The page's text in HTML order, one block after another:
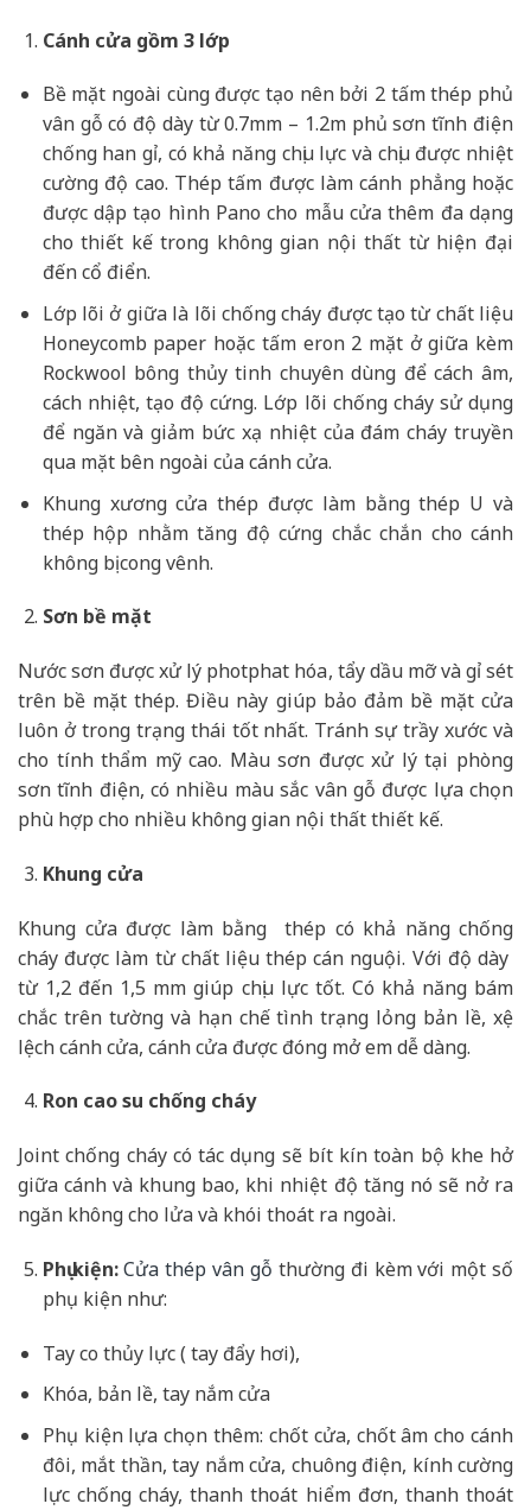
Cánh cửa gồm 3 lớp
Bề mặt ngoài cùng được tạo nên bởi 2 tấm thép phủ
vân gỗ có độ dày từ 0.7mm – 1.2m phủ sơn tĩnh điện
chống han gỉ, có khả năng chịu lực và chịu được nhiệt
cường độ cao. Thép tấm được làm cánh phẳng hoặc
được dập tạo hình Pano cho mẫu cửa thêm đa dạng
cho thiết kế trong không gian nội thất từ hiện đại
đến cổ điển.
Lớp lõi ở giữa là lõi chống cháy được tạo từ chất liệu
Honeycomb paper hoặc tấm eron 2 mặt ở giữa kèm
Rockwool bông thủy tinh chuyên dùng để cách âm,
cách nhiệt, tạo độ cứng. Lớp lõi chống cháy sử dụng
để ngăn và giảm bức xạ nhiệt của đám cháy truyền
qua mặt bên ngoài của cánh cửa.
Khung xương cửa thép được làm bằng thép U và
thép hộp nhằm tăng độ cứng chắc chắn cho cánh
không bị cong vênh.
Sơn bề mặt
Nước sơn được xử lý photphat hóa, tẩy dầu mỡ và gỉ sét
trên bề mặt thép. Điều này giúp bảo đảm bề mặt cửa
luôn ở trong trạng thái tốt nhất. Tránh sự trầy xước và
cho tính thẩm mỹ cao. Màu sơn được xử lý tại phòng
sơn tĩnh điện, có nhiều màu sắc vân gỗ được lựa chọn
phù hợp cho nhiều không gian nội thất thiết kế.
Khung cửa
Khung cửa được làm bằng thép có khả năng chống
cháy được làm từ chất liệu thép cán nguội. Với độ dày
từ 1,2 đến 1,5 mm giúp chịu lực tốt. Có khả năng bám
chắc trên tường và hạn chế tình trạng lỏng bản lề, xệ
lệch cánh cửa, cánh cửa được đóng mở em dễ dàng.
Ron cao su chống cháy
Joint chống cháy có tác dụng sẽ bít kín toàn bộ khe hở
giữa cánh và khung bao, khi nhiệt độ tăng nó sẽ nở ra
ngăn không cho lửa và khói thoát ra ngoài.
Phụ kiện:Cửa thép vân gỗ thường đi kèm với một số
phụ kiện như:
Tay co thủy lực ( tay đẩy hơi),
Khóa, bản lề, tay nắm cửa
Phụ kiện lựa chọn thêm: chốt cửa, chốt âm cho cánh
đôi, mắt thần, tay nắm cửa, chuông điện, kính cường
lực chống cháy, thanh thoát hiểm đơn, thanh thoát